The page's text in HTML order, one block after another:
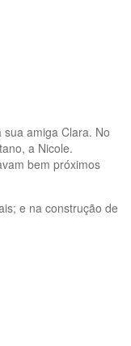
amiga Clara. No
a Nicole.
bem próximos
e na construção de